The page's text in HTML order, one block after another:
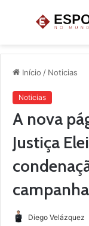
Menu
Início / Noticias
Noticias
A nova
Justiça
campanha
Diego Velázquez